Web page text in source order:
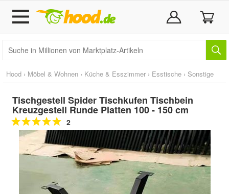
Hood › Möbel & Wohnen › Küche & Esszimmer › Esstische › Sonstige
Tischgestell Spider Tischkufen Tischbein
Kreuzgestell Runde Platten 100 - 150 cm
2